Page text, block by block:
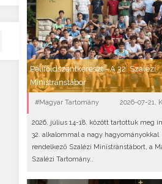
Péliföldszentkereszt - A 32. Szalézi
Ministránstábor
#Magyar Tartomány 2026-07-21,
2026. július 14-18. között tartottuk meg
32. alkalommal a nagy hagyományokkal
rendelkező Szalézi Ministránstábort, a
Szalézi Tartomány..